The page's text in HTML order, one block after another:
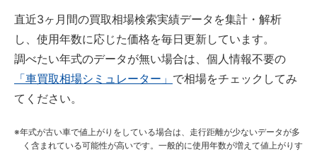
直近3ヶ月間の買取相場検索実績データを集計・解析
し、使用年数に応じた価格を毎日更新しています。
調べたい年式のデータが無い場合は、個人情報不要の
「車買取相場シミュレーター」 で相場をチェックしてみ
てください。
年式が古い車で値上がりをしている場合は、走行距離が少ないデータが多
く含まれている可能性が高いです。一般的に使用年数が増えて値上がりす